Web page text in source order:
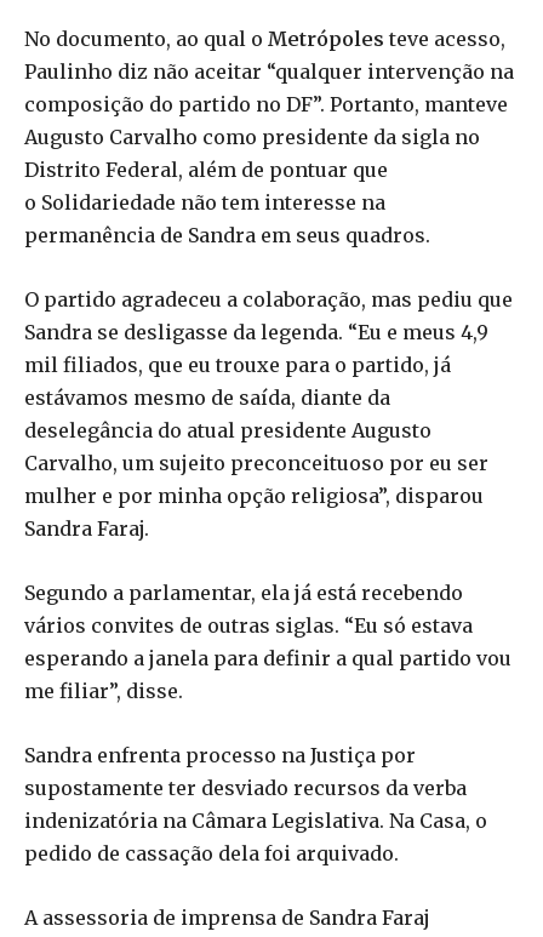
No documento, ao qual o Metrópoles teve acesso,
Paulinho diz não aceitar “qualquer intervenção na
composição do partido no DF”. Portanto, manteve
Augusto Carvalho como presidente da sigla no
Distrito Federal, além de pontuar que
o Solidariedade não tem interesse na
permanência de Sandra em seus quadros.
O partido agradeceu a colaboração, mas pediu que
Sandra se desligasse da legenda. “Eu e meus 4,9
mil filiados, que eu trouxe para o partido, já
estávamos mesmo de saída, diante da
deselegância do atual presidente Augusto
Carvalho, um sujeito preconceituoso por eu ser
mulher e por minha opção religiosa”, disparou
Sandra Faraj.
Segundo a parlamentar, ela já está recebendo
vários convites de outras siglas. “Eu só estava
esperando a janela para definir a qual partido vou
me filiar”, disse.
Sandra enfrenta processo na Justiça por
supostamente ter desviado recursos da verba
indenizatória na Câmara Legislativa. Na Casa, o
pedido de cassação dela foi arquivado.
A assessoria de imprensa de Sandra Faraj